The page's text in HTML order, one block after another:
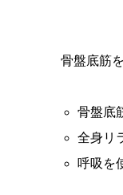
骨盤底筋
骨盤底
全身リ
呼吸を